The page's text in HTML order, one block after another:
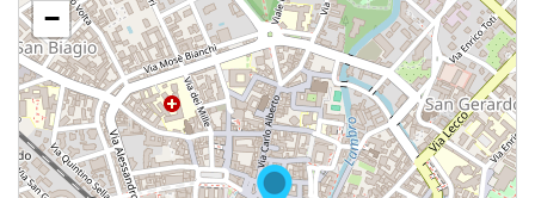
−